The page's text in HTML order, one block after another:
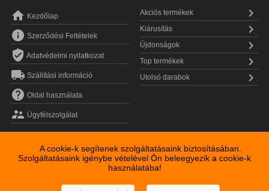
A cookie-k segítenek szolgáltatásaink biztosításában.
Szolgáltatásaink igénybe vételével Ön beleegyezik a cookie-k
használatába!
 Kezdőlap
 Szerződési Feltételek
 Adatvédelmi nyilatkozat
 Szállítási információ
 Oldal használata
 Ügyfélszolgálat
Akciós termékek 
Kiárusítás 
Újdonságok 
Top termékek 
Utolsó darabok 
Copyright © 2026 Fabuland Kft